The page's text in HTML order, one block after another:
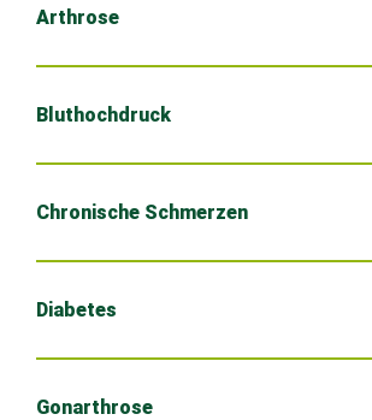
Arthrose
Bluthochdruck
Chronische Schmerzen
Diabetes
Gonarthrose